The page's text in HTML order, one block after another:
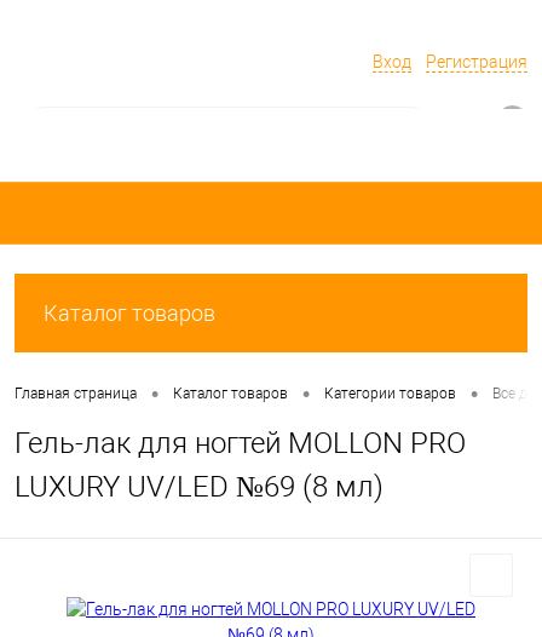
Вход Регистрация
Каталог товаров
Главная страница • Каталог товаров • Категории товаров • Все
Гель-лак для ногтей MOLLON PRO
LUXURY UV/LED №69 (8 мл)